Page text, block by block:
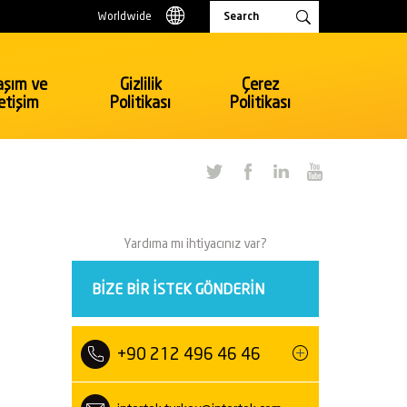
Worldwide
Oyuncak, Kırtasiye
Elektrik ve Elektronik
Perakende
Tekstil, Hazır Giyim
Tüketici Ürünleri Perakende
Bavul ve Çanta
Ulaşım
ve
Gizlilik
Politikası
Çerez
Politikası
Yardıma mı ihtiyacınız var?
BIZE BIR ISTEK GÖNDERIN
+90 212 496 46 46